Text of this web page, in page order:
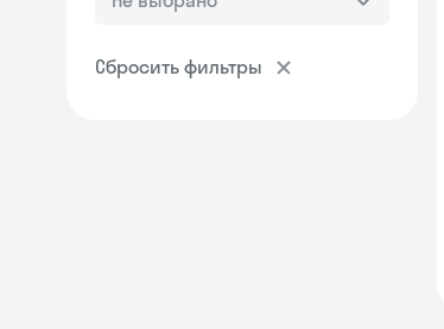
Сбросить фильтры